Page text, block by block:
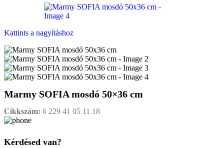
Kattints a nagyításhoz
Marmy SOFIA mosdó 50×36 cm
Cikkszám: 6 229 41 05 11 18
Kérdésed van?